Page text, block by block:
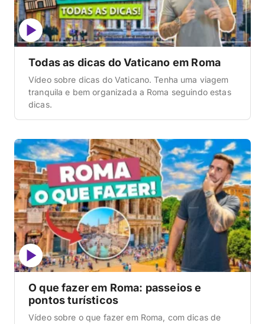
Todas as dicas do Vaticano em Roma
Vídeo sobre dicas do Vaticano. Tenha uma viagem
tranquila e bem organizada a Roma seguindo estas
dicas.
O que fazer em Roma: passeios e
pontos turísticos
Vídeo sobre o que fazer em Roma, com dicas de